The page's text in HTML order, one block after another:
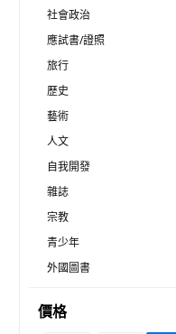
社會政治
應試書/證照
旅行
歷史
藝術
人文
自我開發
雜誌
宗教
青少年
外國圖書
價格